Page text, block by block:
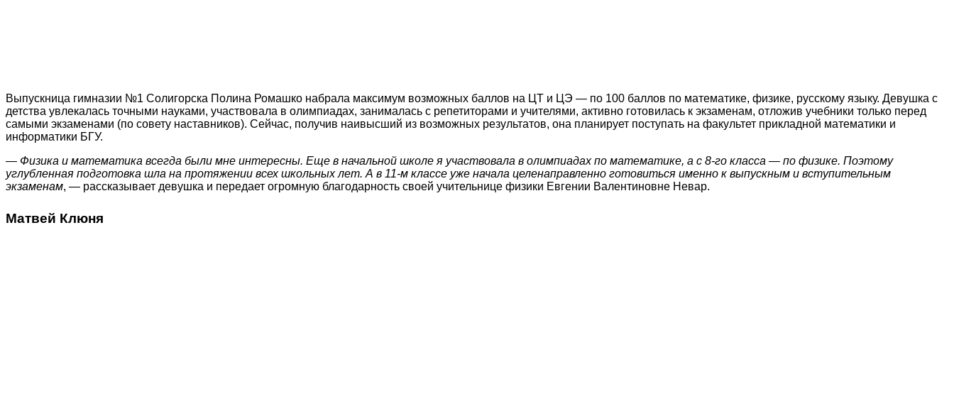
Выпускница гимназии №1 Солигорска Полина Ромашко набрала максимум возможных баллов на ЦТ и ЦЭ — по 100 баллов по математике, физике, русскому языку. Девушка с
детства увлекалась точными науками, участвовала в олимпиадах, занималась с репетиторами и учителями, активно готовилась к экзаменам, отложив учебники только перед
самыми экзаменами (по совету наставников). Сейчас, получив наивысший из возможных результатов, она планирует поступать на факультет прикладной математики и
информатики БГУ.
— Физика и математика всегда были мне интересны. Еще в начальной школе я участвовала в олимпиадах по математике, а с 8-го класса — по физике. Поэтому
углубленная подготовка шла на протяжении всех школьных лет. А в 11-м классе уже начала целенаправленно готовиться именно к выпускным и вступительным
экзаменам, — рассказывает девушка и передает огромную благодарность своей учительнице физики Евгении Валентиновне Невар.
Матвей Клюня